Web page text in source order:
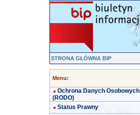
STRONA GŁÓWNA BIP
Menu:
Ochrona Danych Osobowych
(RODO)
Status Prawny